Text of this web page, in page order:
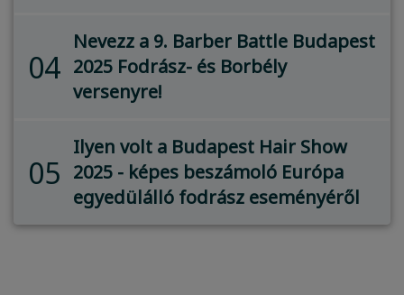
04
Nevezz a 9. Barber Battle Budapest
2025 Fodrász- és Borbély
versenyre!
05
Ilyen volt a Budapest Hair Show
2025 - képes beszámoló Európa
egyedülálló fodrász eseményéről